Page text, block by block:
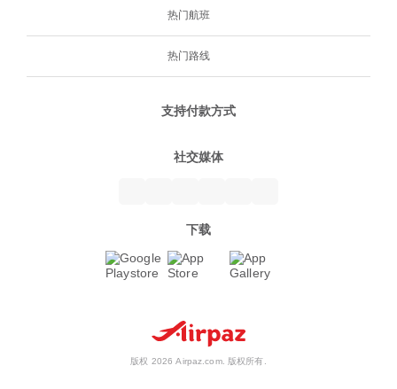
热门航班
热门路线
支持付款方式
社交媒体
下载
版权 2026 Airpaz.com. 版权所有.